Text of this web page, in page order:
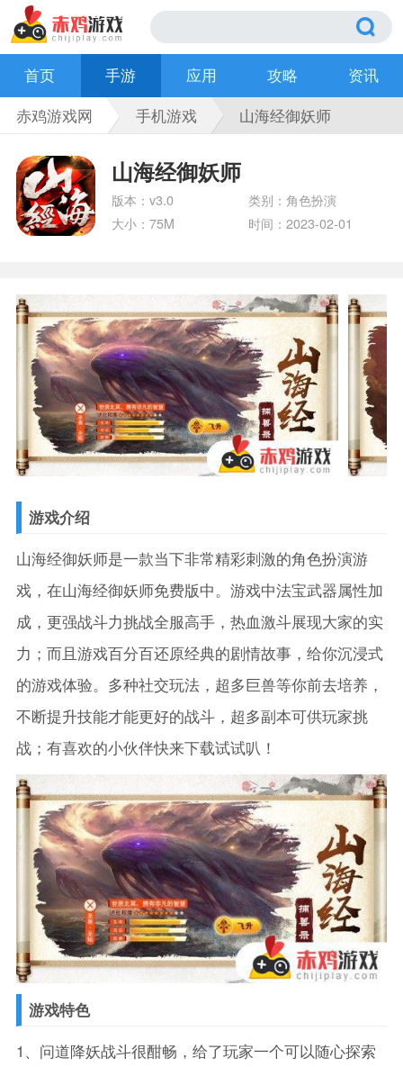
首页 手游 应用 攻略
资讯
赤鸡游戏网
手机游戏 山海经御妖师
山海经御妖师
版本：v3.0
类别：角色扮演
大小：75M
时间：2023-02-01
游戏介绍
山海经御妖师是一款当下非常精彩刺激的角色扮演游
戏，在山海经御妖师免费版中。游戏中法宝武器属性加
成，更强战斗力挑战全服高手，热血激斗展现大家的实
力；而且游戏百分百还原经典的剧情故事，给你沉浸式
的游戏体验。多种社交玩法，超多巨兽等你前去培养，
不断提升技能才能更好的战斗，超多副本可供玩家挑
战；有喜欢的小伙伴快来下载试试叭！
游戏特色
1、问道降妖战斗很酣畅，给了玩家一个可以随心探索